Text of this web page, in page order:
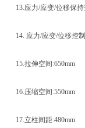
13.应力/应变/位移保持
14. 应力/应变/位移控制
15.拉伸空间:650mm
16.压缩空间:550mm
17.立柱间距:480mm